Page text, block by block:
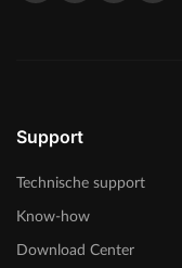
Support
Technische support
Know-how
Download Center